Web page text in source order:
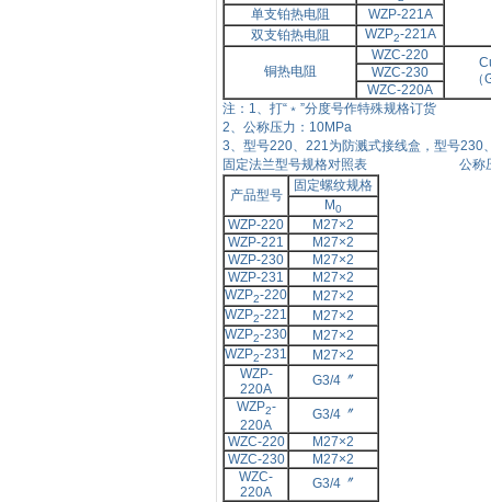
单支铂热电阻
WZP-221A
双支铂热电阻
WZP2-221A
铜热电阻
WZC-220
WZC-230
WZC-220A
注： 1、打“﹡”分度号作特殊规格订货
2、公称压力： 10MPa
3、型号220、221为防溅式接线盒，型号230
固定法兰型号规格对照表 公称压
产品型号
固定螺纹规格
M0
WZP-220 M27×2
WZP-221
M27×2
WZP-230
M27×2
WZP-231
M27×2
WZP2-220 M27×2
WZP2-221 M27×2
WZP2-230 M27×2
WZP2-231 M27×2
WZP-
220A
G3/4〞
WZP2-
220A
G3/4〞
WZC-220
M27×2
WZC-230
M27×2
WZC-
220A
G3/4〞